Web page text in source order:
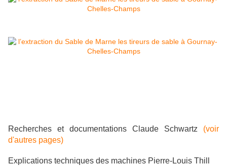
Recherches et documentations Claude Schwartz (voir
d'autres pages)
Explications techniques des machines Pierre-Louis Thill